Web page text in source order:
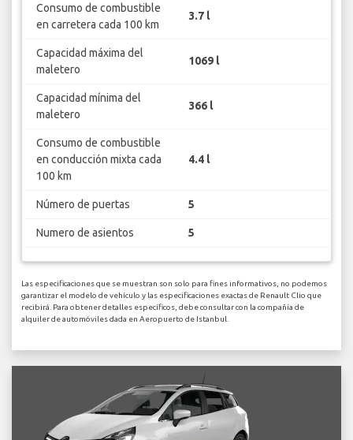
Consumo de combustible
en carretera cada 100 km
3.7 l
Capacidad máxima del
maletero
1069 l
Capacidad mínima del
maletero
366 l
Consumo de combustible
en conducción mixta cada
100 km
4.4 l
Número de puertas 5
Numero de asientos 5
Las especificaciones que se muestran son solo para fines informativos, no podemos
garantizar el modelo de vehículo y las especificaciones exactas de Renault Clio que
recibirá. Para obtener detalles específicos, debe consultar con la compañía de
alquiler de automóviles dada en Aeropuerto de Istanbul.